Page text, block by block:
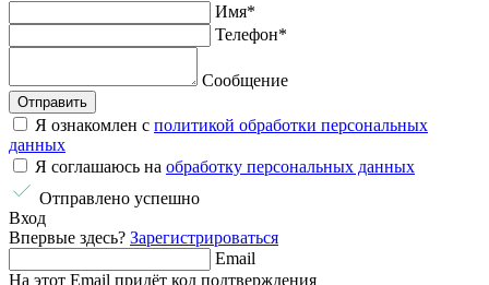
Имя*
Телефон*
Сообщение
Отправить
Я ознакомлен с политикой обработки персональных
данных
Я соглашаюсь на обработку персональных данных
Отправлено успешно
Вход
Впервые здесь? Зарегистрироваться
Email
На этот Email придёт код подтверждения